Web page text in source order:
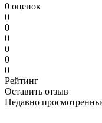
0 оценок
0
0
0
0
0
0
Рейтинг
Оставить отзыв
Недавно